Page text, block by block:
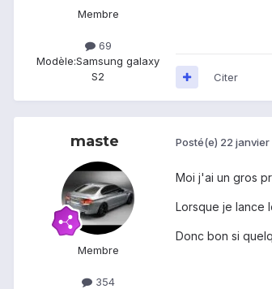
Membre
69
Modèle:Samsung galaxy
S2
Citer
maste
Membre
354
Posté(e) 22 janvier
Moi j'ai un gros
Lorsque je lance
Donc bon si